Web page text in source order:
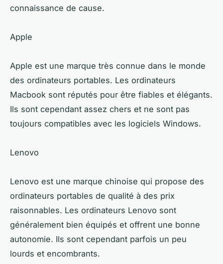
connaissance de cause.
Apple
Apple est une marque très connue dans le monde
des ordinateurs portables. Les ordinateurs
Macbook sont réputés pour être fiables et élégants.
Ils sont cependant assez chers et ne sont pas
toujours compatibles avec les logiciels Windows.
Lenovo
Lenovo est une marque chinoise qui propose des
ordinateurs portables de qualité à des prix
raisonnables. Les ordinateurs Lenovo sont
généralement bien équipés et offrent une bonne
autonomie. Ils sont cependant parfois un peu
lourds et encombrants.